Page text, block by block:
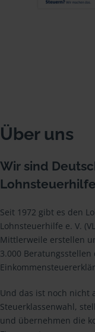
Über uns
Wir sind
Seit 1972 gibt es den
Lohnsteuerhilfe e. V.
Mittlerweile erstellen
3.000
Und das ist noch nicht
Steuerklassenwahl,
und übernehmen die